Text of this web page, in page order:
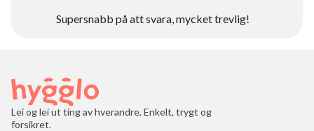
Supersnabb på att svara, mycket trevlig!
Lei og lei ut ting av hverandre. Enkelt, trygt og
forsikret.